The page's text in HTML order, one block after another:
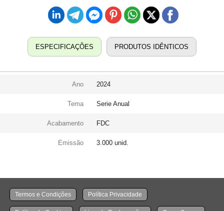
ESPECIFICAÇÕES PRODUTOS IDÊNTICOS
Ano 2024
Tema Serie Anual
Acabamento FDC
Emissão 3.000 unid.
Termos e Condições Política Privacidade